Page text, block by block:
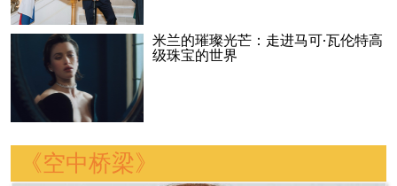
米兰的璀璨光芒：走进马可·瓦伦特高
级珠宝的世界
《空中桥梁》